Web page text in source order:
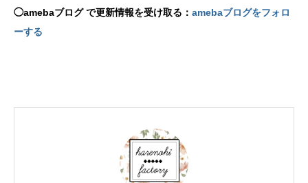
◯amebaブログ で更新情報を受け取る： amebaブログをフォロ
ーする